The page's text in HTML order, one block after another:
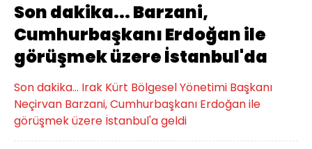
Son dakika... Barzani,
Cumhurbaşkanı Erdoğan ile
görüşmek üzere İstanbul'da
Son dakika... Irak Kürt Bölgesel Yönetimi Başkanı
Neçirvan Barzani, Cumhurbaşkanı Erdoğan ile
görüşmek üzere İstanbul'a geldi